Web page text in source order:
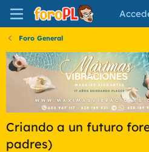
Foro General
Criando a un futuro
padres)